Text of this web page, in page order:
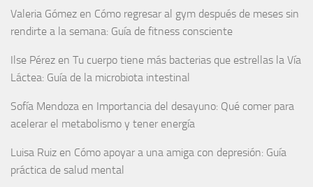
Valeria Gómez en Cómo regresar al gym después de meses sin
rendirte a la semana: Guía de fitness consciente
Ilse Pérez en Tu cuerpo tiene más bacterias que estrellas la Vía
Láctea: Guía de la microbiota intestinal
Sofía Mendoza en Importancia del desayuno: Qué comer para
acelerar el metabolismo y tener energía
Luisa Ruiz en Cómo apoyar a una amiga con depresión: Guía
práctica de salud mental